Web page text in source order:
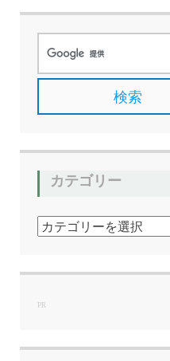
カテゴリー
カ
テ
リ
PR